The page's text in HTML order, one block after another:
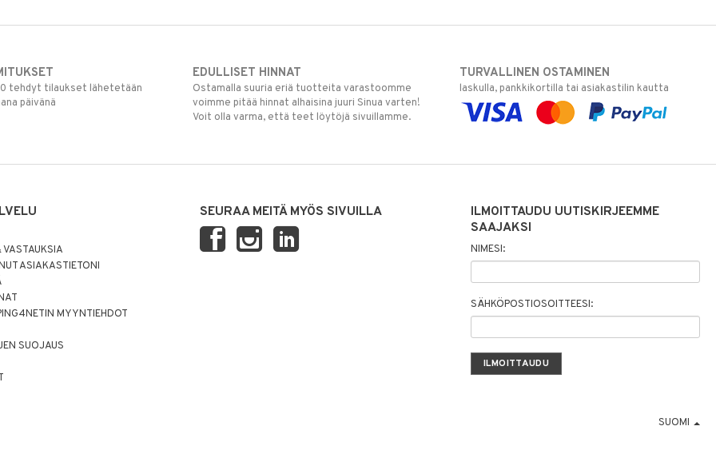
tehdyt tilaukset lähetetään
päivänä
EDULLISET HINNAT
Ostamalla suuria eriä tuotteita varastoomme
voimme pitää hinnat alhaisina juuri Sinua varten!
Voit olla varma, että teet löytöjä sivuillamme.
TURVALLINEN OSTAMINEN
laskulla, pankkikortilla tai asiakastilin kautta
ASIAKASTIETONI
MYYNTIEHDOT
SUOJAUS
SEURAA MEITÄ MYÖS SIVUILLA
ILMOITTAUDU UUTISKIRJEEMME
SAAJAKSI
NIMESI:
SÄHKÖPOSTIOSOITTEESI:
SUOMI